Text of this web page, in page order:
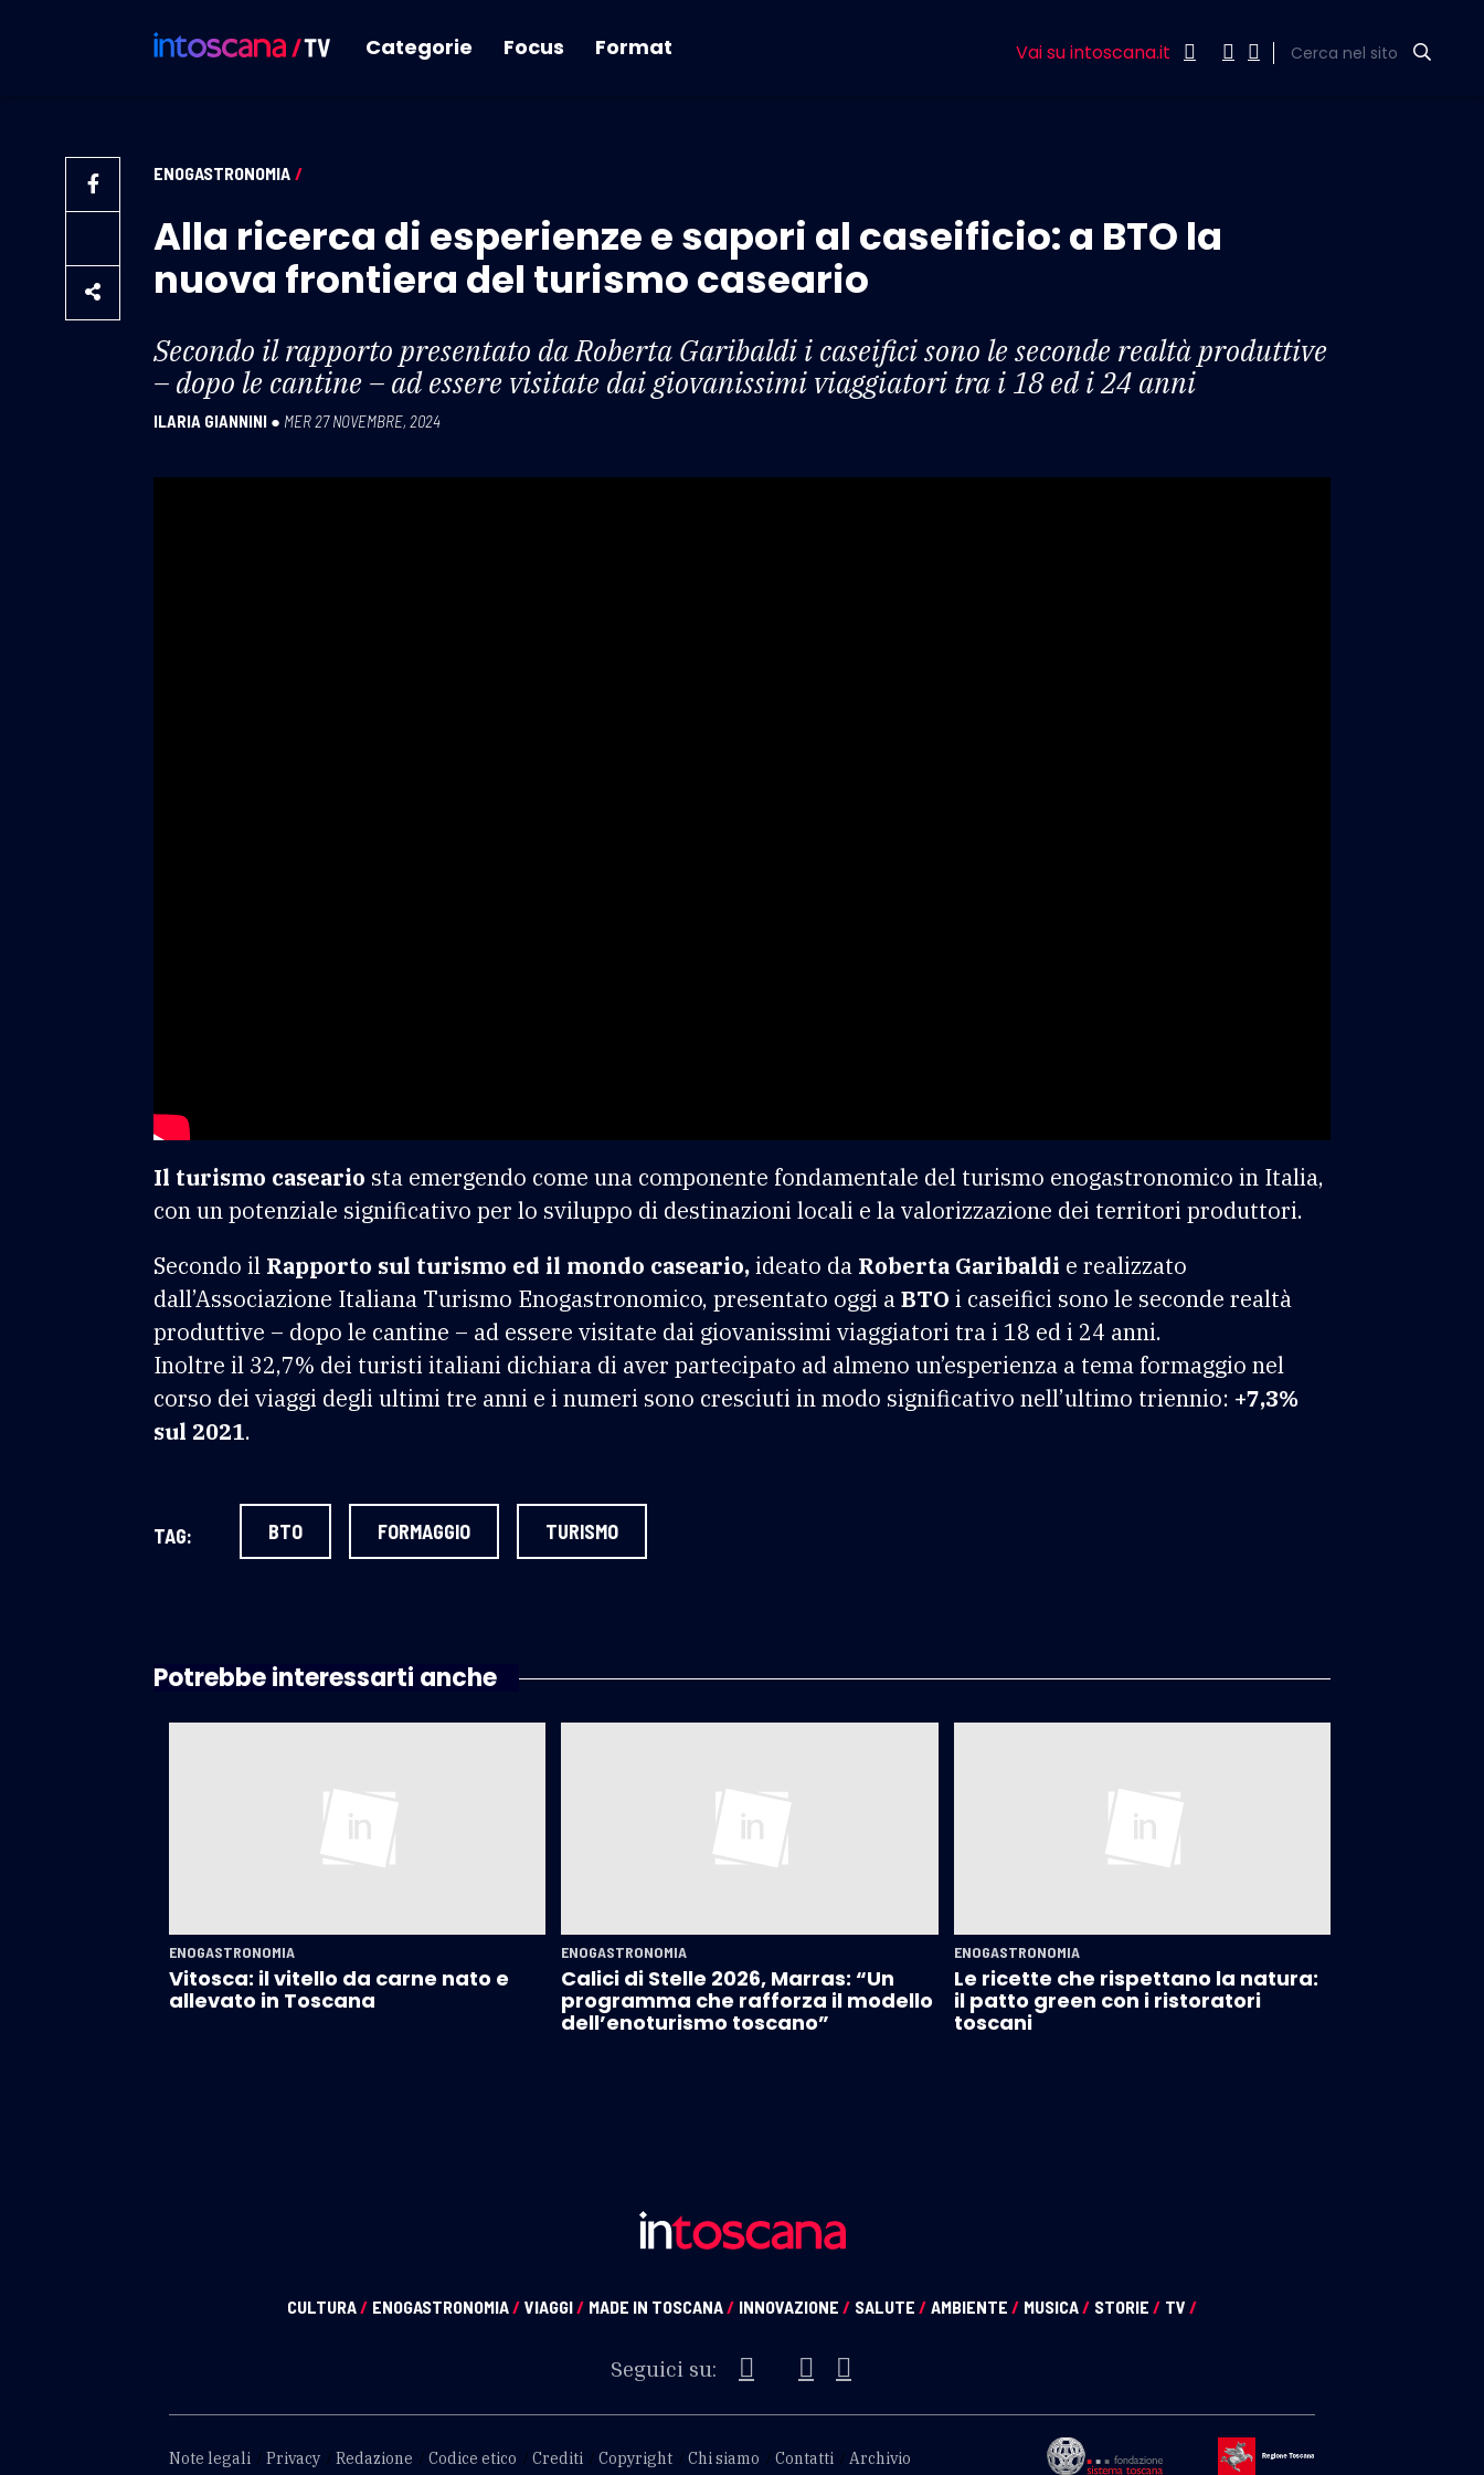
Categorie Focus Format Vai su intoscana.it Cerca nel sito
ENOGASTRONOMIA /
Alla ricerca di esperienze e sapori al caseificio: a BTO la
nuova frontiera del turismo caseario
Secondo il rapporto presentato da Roberta Garibaldi i caseifici sono le seconde realtà produttive
– dopo le cantine – ad essere visitate dai giovanissimi viaggiatori tra i 18 ed i 24 anni
ILARIA GIANNINI ● MER 27 NOVEMBRE, 2024
Il turismo caseario sta emergendo come una componente fondamentale del turismo enogastronomico in Italia,
con un potenziale significativo per lo sviluppo di destinazioni locali e la valorizzazione dei territori produttori.
Secondo il Rapporto sul turismo ed il mondo caseario,ideato da Roberta Garibaldi e realizzato
dall’Associazione Italiana Turismo Enogastronomico, presentato oggi aBTO i caseifici sono le seconde realtà
produttive – dopo le cantine – ad essere visitate dai giovanissimi viaggiatori tra i 18 ed i 24 anni.
Inoltre il 32,7% dei turisti italiani dichiara di aver partecipato ad almeno un’esperienza a tema formaggio nel
corso dei viaggi degli ultimi tre anni e i numeri sono cresciuti in modo significativo nell’ultimo triennio: +7,3%
sul 2021.
TAG: BTO FORMAGGIO TURISMO
Potrebbe interessarti anche
ENOGASTRONOMIA
Vitosca: il vitello da carne nato e
allevato in Toscana
ENOGASTRONOMIA
Calici di Stelle 2026, Marras: “Un
programma che rafforza il modello
dell’enoturismo toscano”
ENOGASTRONOMIA
Le ricette che rispettano la natura:
il patto green con i ristoratori
toscani
CULTURA/ ENOGASTRONOMIA/ VIAGGI/ MADE IN TOSCANA/ INNOVAZIONE / SALUTE / AMBIENTE / MUSICA/ STORIE / TV /
Seguici su:
Note legali Privacy Redazione Codice etico Crediti Copyright Chi siamo Contatti Archivio